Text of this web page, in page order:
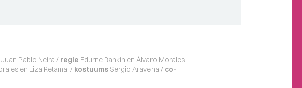
Pablo Neira / regie Edurne Rankin en Álvaro Morales
en Liza Retamal / kostuums Sergio Aravena / co-